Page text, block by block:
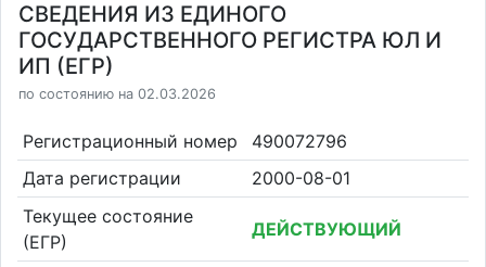
СВЕДЕНИЯ ИЗ ЕДИНОГО
ГОСУДАРСТВЕННОГО РЕГИСТРА ЮЛ И
ИП (ЕГР)
по состоянию на 02.03.2026
Регистрационный номер
490072796
Дата регистрации
2000-08-01
Текущее состояние
(ЕГР)
ДЕЙСТВУЮЩИЙ